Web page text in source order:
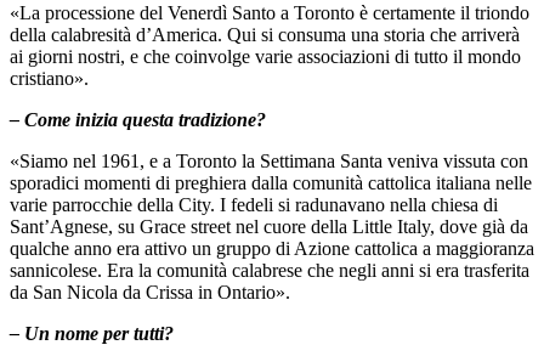
«La processione del Venerdì Santo a Toronto è certamente il triondo
della calabresità d’America. Qui si consuma una storia che arriverà
ai giorni nostri, e che coinvolge varie associazioni di tutto il mondo
cristiano».
– Come inizia questa tradizione?
«Siamo nel 1961, e a Toronto la Settimana Santa veniva vissuta con
sporadici momenti di preghiera dalla comunità cattolica italiana nelle
varie parrocchie della City. I fedeli si radunavano nella chiesa di
Sant’Agnese, su Grace street nel cuore della Little Italy, dove già da
qualche anno era attivo un gruppo di Azione cattolica a maggioranza
sannicolese. Era la comunità calabrese che negli anni si era trasferita
da San Nicola da Crissa in Ontario».
– Un nome per tutti?